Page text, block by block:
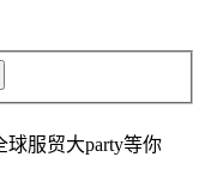
球服贸大party等你